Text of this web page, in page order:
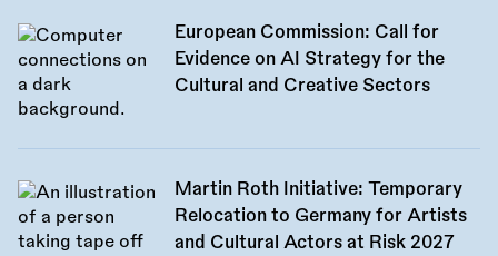
European Commission: Call for
Evidence on AI Strategy for the
Cultural and Creative Sectors
Martin Roth Initiative: Temporary
Relocation to Germany for Artists
and Cultural Actors at Risk 2027